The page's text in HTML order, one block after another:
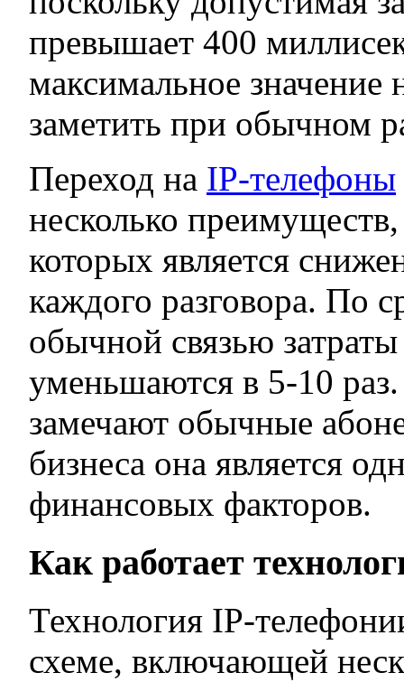
превышает 400
максимальное значение
заметить при обычном
Переход на IP-телефоны
несколько
которых является
каждого разговора. По
обычной связью затраты
уменьшаются в 5-10
замечают обычные
бизнеса она является
финансовых факторов.
Как работает
Технология IP-
схеме, включающей